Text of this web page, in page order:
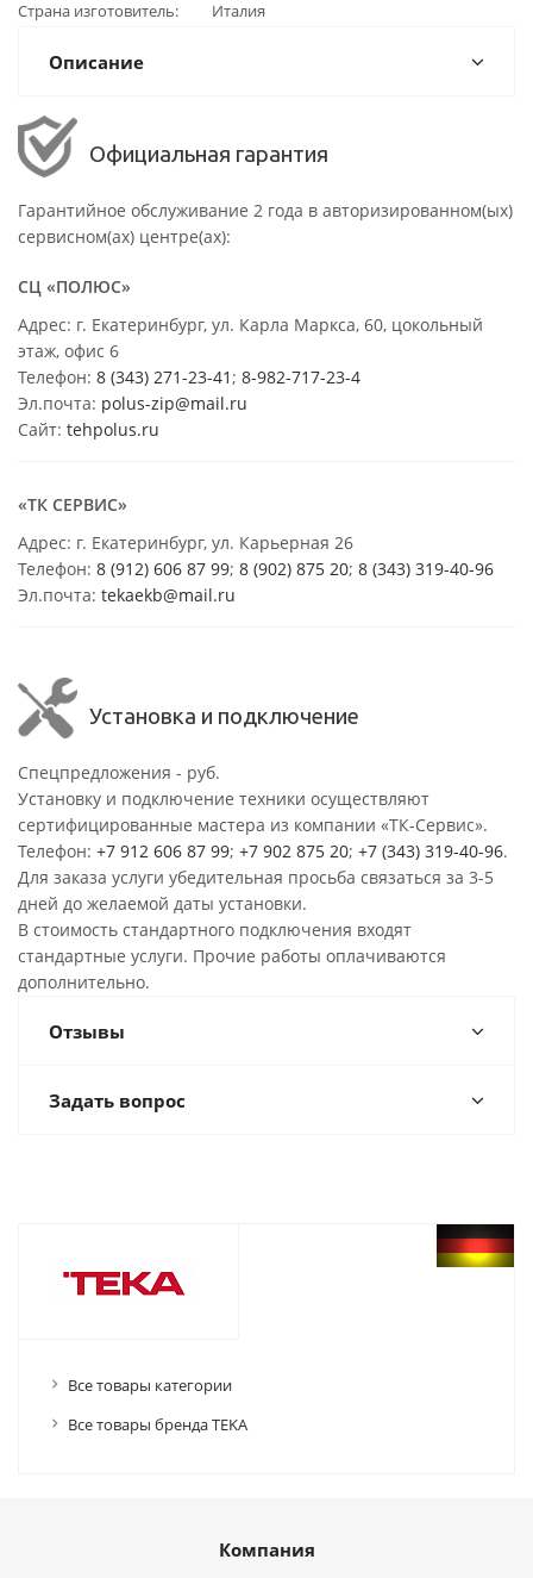
Страна изготовитель Италия
Описание
Официальная гарантия
Гарантийное обслуживание 2 года в авторизированном(ых)
сервисном(ах) центре(ах):
СЦ «ПОЛЮС»
Адрес: г. Екатеринбург, ул. Карла Маркса, 60, цокольный
этаж, офис 6
Телефон: 8 (343) 271-23-41 ; 8-982-717-23-4
Эл.почта: polus-zip@mail.ru
Сайт: tehpolus.ru
«ТК СЕРВИС»
Адрес: г. Екатеринбург, ул. Карьерная 26
Телефон: 8 (912) 606 87 99; 8 (902) 875 20; 8 (343) 319-40-96
Эл.почта: tekaekb@mail.ru
Установка и подключение
Спецпредложения - руб.
Установку и подключение техники осуществляют
сертифицированные мастера из компании «ТК-Сервис».
Телефон: +7 912 606 87 99; +7 902 875 20; +7 (343) 319-40-96.
Для заказа услуги убедительная просьба связаться за 3-5
дней до желаемой даты установки.
В стоимость стандартного подключения входят
стандартные услуги. Прочие работы оплачиваются
дополнительно.
Отзывы
Задать вопрос
Все товары категории
Все товары бренда TEKA
Компания